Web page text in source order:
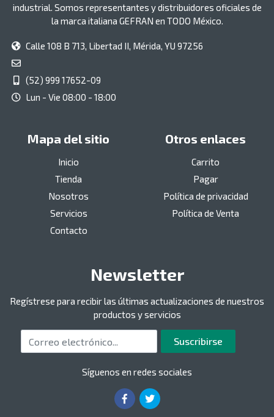
industrial. Somos representantes y distribuidores oficiales de
la marca italiana GEFRAN en TODO México.
Calle 108 B 713, Libertad II, Mérida, YU 97256
(52) 999 17652-09
Lun - Vie 08:00 - 18:00
Mapa del sitio
Inicio
Tienda
Nosotros
Servicios
Contacto
Otros enlaces
Carrito
Pagar
Política de privacidad
Política de Venta
Newsletter
Regístrese para recibir las últimas actualizaciones de nuestros
productos y servicios
Correo electrónico Suscribirse
Síguenos en redes sociales